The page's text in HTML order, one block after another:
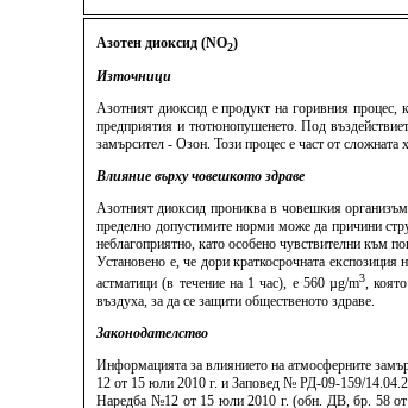
Азотен диоксид (NO2)
Източници
Азотният диоксид е продукт на горивния
предприятия и тютюнопушенето. Под
замърсител - Озон. Този процес е част от
Влияние върху човешкото здраве
Азотният диоксид прониква в човешкия
пределно допустимите норми може да причини
неблагоприятно, като особено чувствителни към
Установено е, че дори краткосрочната
астматици (в течение на 1 час), е 560 µg/m3,
въздуха, за да се защити общественото здраве.
Законодателство
Информацията за влиянието на атмосферните
12 от 15 юли 2010 г. и Заповед № РД-09-159/
Наредба №12 от 15 юли 2010 г. (обн. ДВ, бр. 58 от